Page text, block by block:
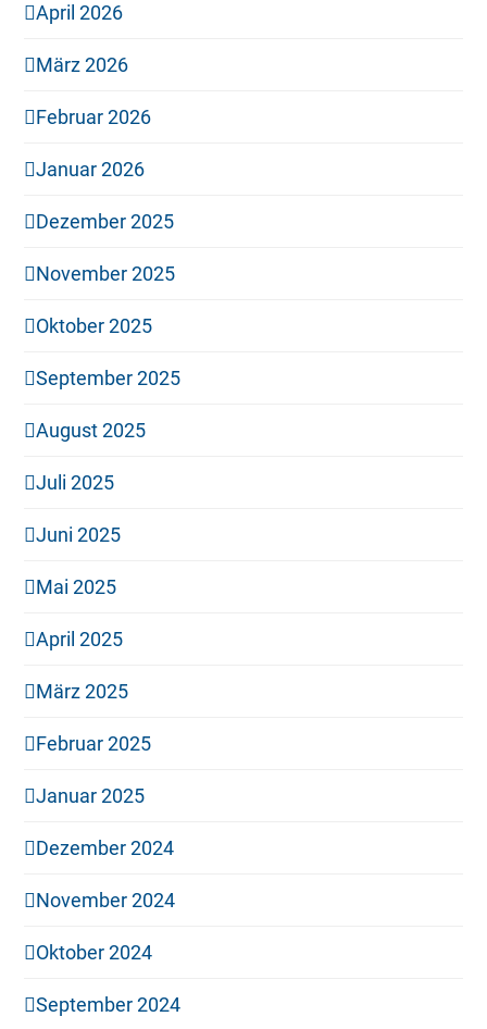
April 2026
März 2026
Februar 2026
Januar 2026
Dezember 2025
November 2025
Oktober 2025
September 2025
August 2025
Juli 2025
Juni 2025
Mai 2025
April 2025
März 2025
Februar 2025
Januar 2025
Dezember 2024
November 2024
Oktober 2024
September 2024